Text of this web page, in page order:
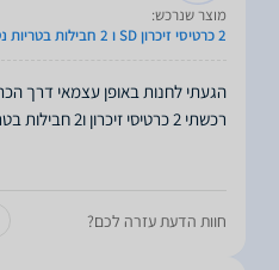
מוצר שנרכש:
2 כרטיסי זיכרון SD ו 2 חבילות בטריות נטענות 16 GB
הגעתי לחנות באופן עצמאי דרך
רכשתי 2 כרטיסי זיכרון ו2 חבילות בטריות
חוות הדעת עזרה לכם?